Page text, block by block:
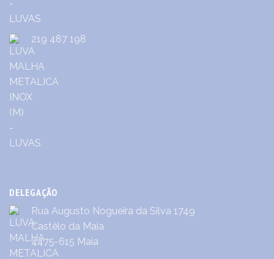
219 487 198
DELEGAÇÃO
Rua Augusto Nogueira da Silva 1749
Castêlo da Maia
4475-615 Maia